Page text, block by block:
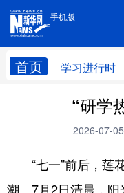
手机版
首页 学习进行时
手机版
高
财
台湾 思客
“研学
2026-07-
“七一”前后，莲
潮。7月2日清晨，